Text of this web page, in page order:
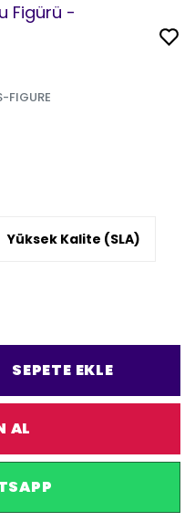
Figürü -
FIGURE
Yüksek Kalite (SLA)
SEPETE EKLE
AL